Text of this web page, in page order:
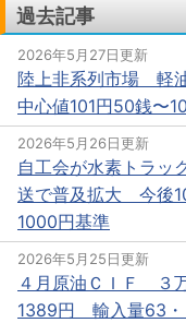
過去記事
2026年5月27日更新
陸上非系列市場 軽
中心値101円50銭〜
2026年5月26日更新
自工会が水素トラ
送で普及拡大 今後
1000円基準
2026年5月25日更新
４月原油ＣＩＦ ３
1389円 輸入量63・